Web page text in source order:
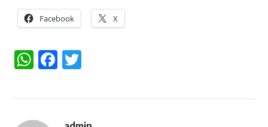
Facebook X
WhatsApp
Facebook